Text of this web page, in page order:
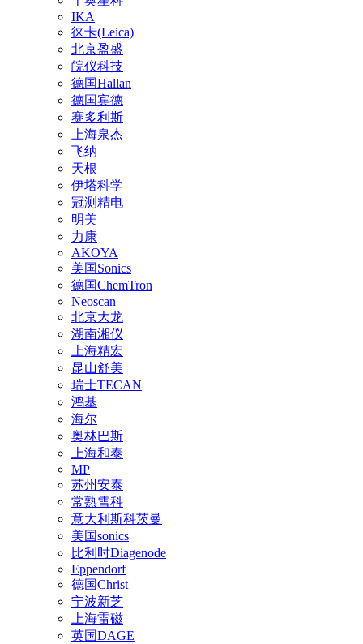
IKA
徕卡(Leica)
北京盈盛
皖仪科技
德国Hallan
德国宾德
赛多利斯
上海泉杰
飞纳
天根
伊塔科学
冠测精电
明美
力康
AKOYA
美国Sonics
德国ChemTron
Neoscan
北京大龙
湖南湘仪
上海精宏
昆山舒美
瑞士TECAN
鸿基
海尔
奥林巴斯
上海和泰
MP
苏州安泰
常熟雪科
意大利斯科茨曼
美国sonics
比利时Diagenode
Eppendorf
德国Christ
宁波新芝
上海雷磁
英国DAGE